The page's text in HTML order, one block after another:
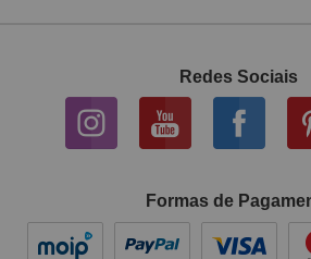
Redes Sociais
Formas de